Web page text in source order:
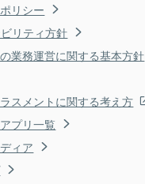
リシー
リティ方針
業務運営に関する基本方針
スメントに関する考え方
プリ一覧
ィア